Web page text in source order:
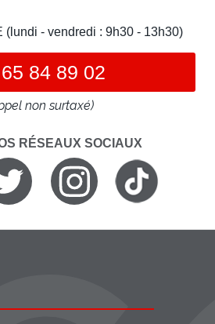
(lundi - vendredi : 9h30 - 13h30)
84 89 02
non surtaxé)
RÉSEAUX SOCIAUX